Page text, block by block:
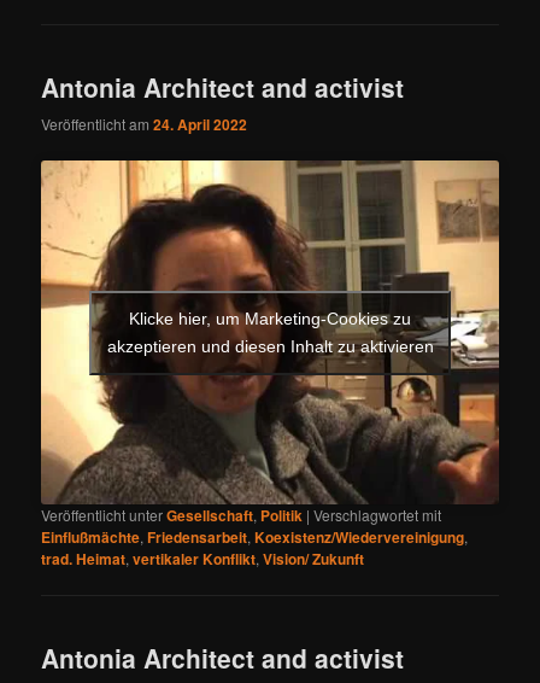
Antonia Architect and activist
Veröffentlicht am24. April 2022
Klicke hier, um Marketing-Cookies zu
akzeptieren und diesen Inhalt zu aktivieren
Veröffentlicht unterGesellschaft, Politik |Verschlagwortet mit
Einflußmächte,Friedensarbeit,Koexistenz/Wiedervereinigung,
trad. Heimat,vertikaler Konflikt,Vision/ Zukunft
Antonia Architect and activist